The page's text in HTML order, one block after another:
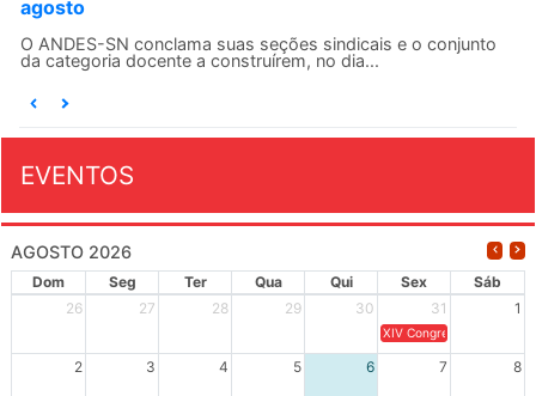
agosto
O ANDES-SN conclama suas seções sindicais e o conjunto
da categoria docente a construírem, no dia...
EVENTOS
AGOSTO 2026
Dom Seg Ter Qua Qui Sex
Sáb
26
27 28 29 30 31 1
XIV Congresso Brasileiro
2 3 4 5 6 7 8